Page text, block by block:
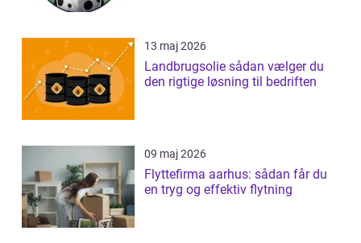
13 maj 2026
Landbrugsolie sådan vælger du
den rigtige løsning til bedriften
09 maj 2026
Flyttefirma aarhus: sådan får du
en tryg og effektiv flytning